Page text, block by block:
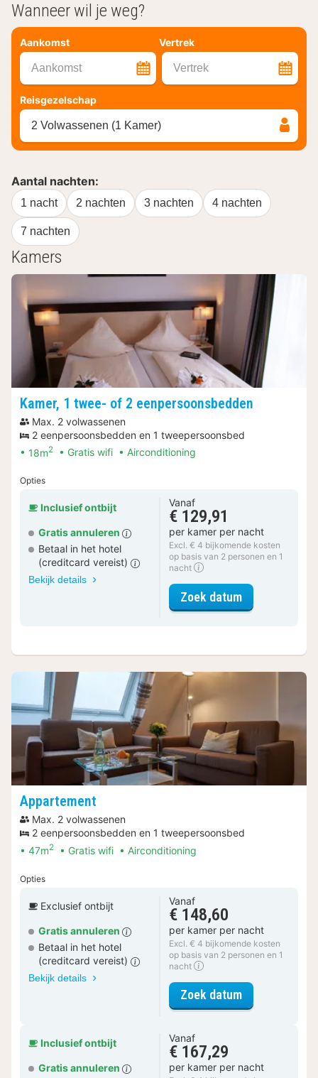
Wanneer wil je weg?
Aankomst Vertrek
Aankomst Vertrek
Reisgezelschap
2 Volwassenen (1 Kamer)
Aantal nachten:
1 nacht 2 nachten 3 nachten 4 nachten
7 nachten
Kamers
Kamer, 1 twee- of 2 eenpersoonsbedden
Max. 2 volwassenen
2 eenpersoonsbedden en 1 tweepersoonsbed
18m2 Gratis wifi Airconditioning
Opties
Inclusief ontbijt
Gratis annuleren
Betaal in het hotel
(creditcard vereist)
Bekijk details
Vanaf
€ 129,91
per kamer per nacht
Excl. € 4 bijkomende kosten
op basis van 2 personen en 1
nacht
Zoek datumvoor Kamer, 1
Appartement
Max. 2 volwassenen
2 eenpersoonsbedden en 1 tweepersoonsbed
47m2 Gratis wifi Airconditioning
Opties
Exclusief ontbijt
Gratis annuleren
Betaal in het hotel
(creditcard vereist)
Bekijk details
Vanaf
€ 148,60
per kamer per nacht
Excl. € 4 bijkomende kosten
op basis van 2 personen en 1
nacht
Zoek datumvoor
Inclusief ontbijt
Gratis annuleren
Vanaf
€ 167,29
per kamer per nacht